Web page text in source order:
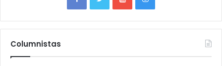
Columnistas